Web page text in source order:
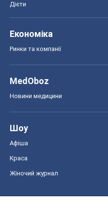
Дієти
Економіка
Ринки та компанії
MedOboz
Новини медицини
Шоу
Афіша
Краса
Жіночий журнал